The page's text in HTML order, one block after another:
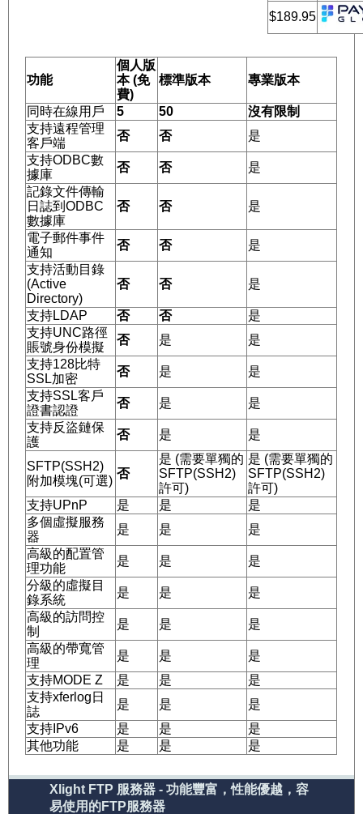
$189.95
功能
個人版
本 (免
費)
標準版本 專業版本
同時在線用戶 5 50
沒有限制
支持遠程管理
客戶端
否 否
是
支持ODBC數
據庫
否 否
是
記錄文件傳輸
日誌到ODBC
數據庫
否 否 是
電子郵件事件
通知
否 否
是
支持活動目錄
(Active
Directory)
否 否 是
支持LDAP 否 否
是
支持UNC路徑
賬號身份模擬
否 是
是
支持128比特
SSL加密
否 是
是
支持SSL客戶
證書認證
否 是
是
支持反盜鏈保
護
否 是 是
SFTP(SSH2)
附加模塊(可選)
否
是 (需要單獨的
SFTP(SSH2)
許可)
是 (需要單獨的
SFTP(SSH2)
許可)
支持UPnP
是 是
是
多個虛擬服務
器
是 是
是
高級的配置管
理功能
是 是
是
分級的虛擬目
錄系統
是 是
是
高級的訪問控
制
是 是
是
高級的帶寬管
理
是 是
是
支持MODE Z
是 是
是
支持xferlog日
誌
是 是
是
支持IPv6
是 是
是
其他功能
是 是 是
Xlight FTP 服務器 - 功能豐富，性能優越，容
易使用的FTP服務器